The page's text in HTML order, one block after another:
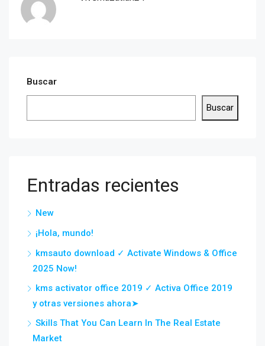
Buscar
Buscar
Entradas recientes
New
¡Hola, mundo!
kmsauto download ✓ Activate Windows & Office
2025 Now!
kms activator office 2019 ✓ Activa Office 2019
y otras versiones ahora➤
Skills That You Can Learn In The Real Estate
Market